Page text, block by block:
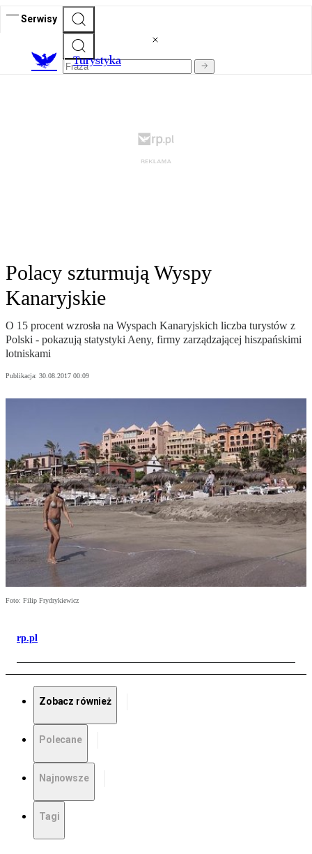
Serwisy
Turystyka
Polacy szturmują Wyspy
Kanaryjskie
O 15 procent wzrosła na Wyspach Kanaryjskich liczba turystów z
Polski - pokazują statystyki Aeny, firmy zarządzającej hiszpańskimi
lotniskami
Publikacja: 30.08.2017 00:09
Foto: Filip Frydrykiewicz
rp.pl
Zobacz również
Polecane
Najnowsze
Tagi